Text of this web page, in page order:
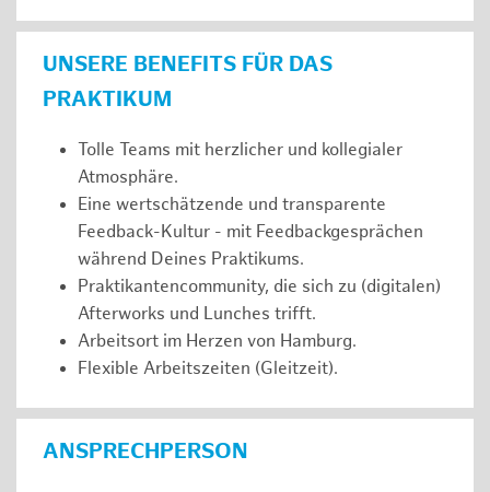
UNSERE BENEFITS FÜR DAS
PRAKTIKUM
Tolle Teams mit herzlicher und kollegialer
Atmosphäre.
Eine wertschätzende und transparente
Feedback-Kultur - mit Feedbackgesprächen
während Deines Praktikums.
Praktikantencommunity, die sich zu (digitalen)
Afterworks und Lunches trifft.
Arbeitsort im Herzen von Hamburg.
Flexible Arbeitszeiten (Gleitzeit).
ANSPRECHPERSON